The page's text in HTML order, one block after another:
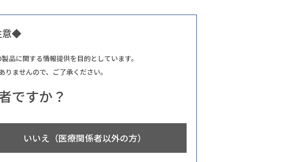
意◆
品に関する情報提供を目的としています。
ませんので、ご了承ください。
ですか？
いいえ（医療関係者以外の方）